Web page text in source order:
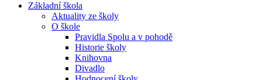
Základní škola
Aktuality ze školy
O škole
Pravidla Spolu a v pohodě
Historie školy
Knihovna
Divadlo